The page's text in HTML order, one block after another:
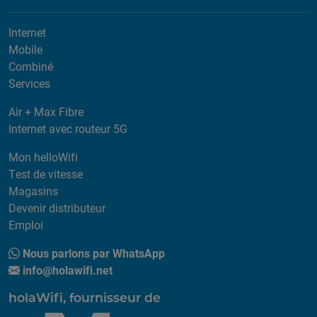
Internet
Mobile
Combiné
Services
Air + Max Fibre
Internet avec routeur 5G
Mon helloWifi
Test de vitesse
Magasins
Devenir distributeur
Emploi
Nous parlons par WhatsApp
info@holawifi.net
holaWifi, fournisseur de